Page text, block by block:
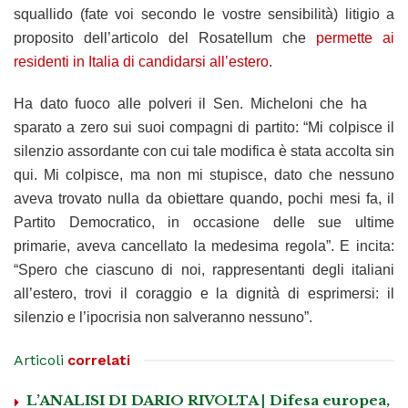
squallido (fate voi secondo le vostre sensibilità) litigio a
proposito dell’articolo del Rosatellum che permette ai
residenti in Italia di candidarsi all’estero.
Ha dato fuoco alle polveri il Sen. Micheloni che ha
sparato a zero sui suoi compagni di partito: “Mi colpisce il
silenzio assordante con cui tale modifica è stata accolta sin
qui. Mi colpisce, ma non mi stupisce, dato che nessuno
aveva trovato nulla da obiettare quando, pochi mesi fa, il
Partito Democratico, in occasione delle sue ultime
primarie, aveva cancellato la medesima regola”. E incita:
“Spero che ciascuno di noi, rappresentanti degli italiani
all’estero, trovi il coraggio e la dignità di esprimersi: il
silenzio e l’ipocrisia non salveranno nessuno”.
Articoli correlati
L’ANALISI DI DARIO RIVOLTA | Difesa europea,